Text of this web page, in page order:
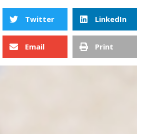
Twitter LinkedIn
Email Print